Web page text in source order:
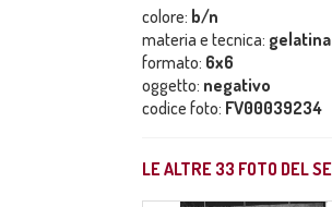
colore: b/n
materia e tecnica:
formato: 6x6
oggetto: negativo
codice foto: FV00039234
LE ALTRE 33 FOTO DEL